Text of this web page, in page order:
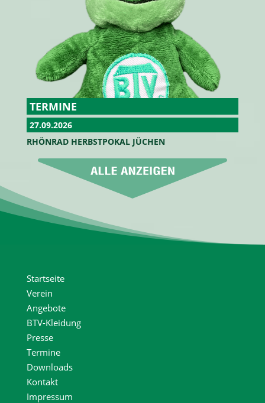
TERMINE
27.09.2026
RHÖNRAD HERBSTPOKAL JÜCHEN
Startseite
Verein
Angebote
BTV-Kleidung
Presse
Termine
Downloads
Kontakt
Impressum